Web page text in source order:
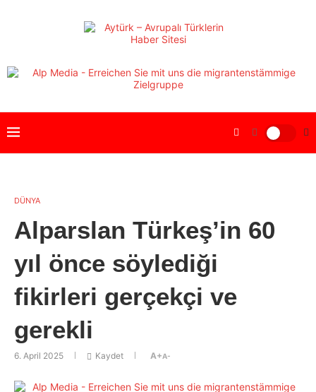
DÜNYA
Alparslan Türkeş’in 60
yıl önce söylediği
fikirleri gerçekçi ve
gerekli
6. April 2025 Kaydet A+A-